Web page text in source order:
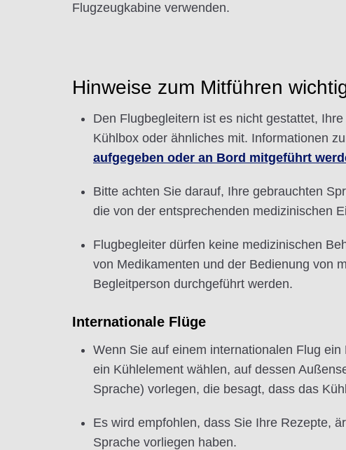
Flugzeugkabine verwenden.
Hinweise zum Mitführen
Den Flugbegleitern ist es nicht gestattet,
Kühlbox oder ähnliches mit. Informationen
aufgegeben oder an Bord mitgeführt
Bitte achten Sie darauf, Ihre gebrauchten
die von der entsprechenden medizinischen
Flugbegleiter dürfen keine medizinischen
von Medikamenten und der Bedienung von
Begleitperson durchgeführt werden.
Internationale Flüge
Wenn Sie auf einem internationalen Flug
ein Kühlelement wählen, auf dessen
Sprache) vorlegen, die besagt, dass das
Es wird empfohlen, dass Sie Ihre Rezepte,
Sprache vorliegen haben.